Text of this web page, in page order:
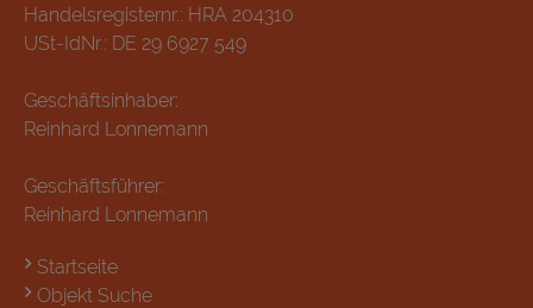
Handelsregisternr.: HRA 204310
USt-IdNr.: DE 29 6927 549
Geschäftsinhaber:
Reinhard Lonnemann
Geschäftsführer:
Reinhard Lonnemann
Startseite
Objekt Suche